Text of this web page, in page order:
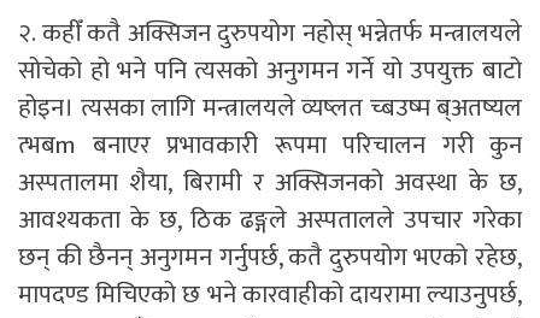
२. कहीँ कतै अक्सिजन दुरुपयोग नहोस् भन्नेतर्फ मन्त्रालयले
सोचेको हो भने पनि त्यसको अनुगमन गर्ने यो उपयुक्त बाटो
होइन। त्यसका लागि मन्त्रालयले व्यष्लत च्बउष्म ब्अतष्यल
त्भबm बनाएर प्रभावकारी रूपमा परिचालन गरी कुन
अस्पतालमा शैया, बिरामी र अक्सिजनको अवस्था के छ,
आवश्यकता के छ, ठिक ढङ्गले अस्पतालले उपचार गरेका
छन् की छैनन् अनुगमन गर्नुपर्छ, कतै दुरुपयोग भएको रहेछ,
मापदण्ड मिचिएको छ भने कारवाहीको दायरामा ल्याउनुपर्छ,